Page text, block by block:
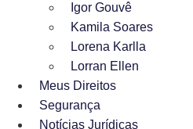
Igor Gouvê
Kamila Soares
Lorena Karlla
Lorran Ellen
Meus Direitos
Segurança
Notícias Jurídicas